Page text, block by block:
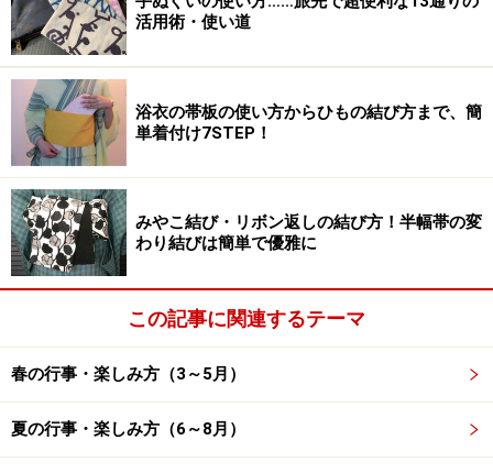
■「こどもの日」をNAVERでまとめ検索（外部サイ
ト）
名古屋のモーニングvs東京のアフタヌーン
ティー
ェ情報をお届けします。箱根のカフェ、名古屋の喫茶
店、都会のホテルでアフタヌーンティーなど、ユニーク
なラインアップです。
活用術・使い道
浴衣の帯板の使い方からひもの結び方まで、簡
単着付け7STEP！
みやこ結び・リボン返しの結び方！半幅帯の変
わり結びは簡単で優雅に
この記事に関連するテーマ
春の行事・楽しみ方（3～5月）
夏の行事・楽しみ方（6～8月）